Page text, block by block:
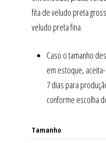
fita de veludo preta
veludo preta fina.
Caso o tamanho
em estoque,
7 dias para
conforme escolha
Tamanho